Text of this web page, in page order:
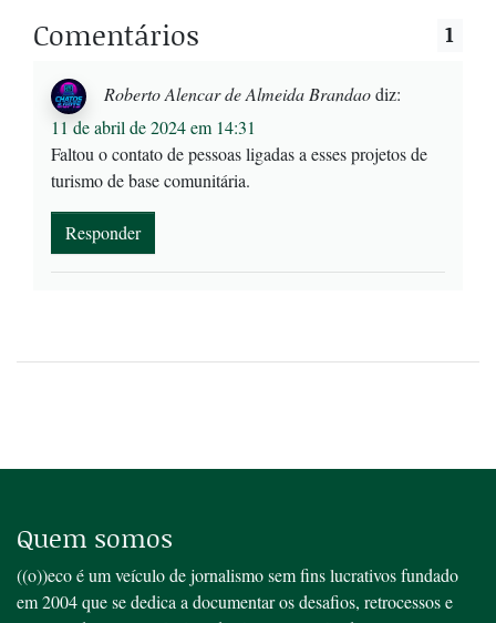
Comentários 1
Roberto Alencar de Almeida Brandaodiz:
11 de abril de 2024 em 14:31
Faltou o contato de pessoas ligadas a esses projetos de
turismo de base comunitária.
Responder
Quem somos
((o))eco é um veículo de jornalismo sem fins lucrativos fundado
em 2004 que se dedica a documentar os desafios, retrocessos e